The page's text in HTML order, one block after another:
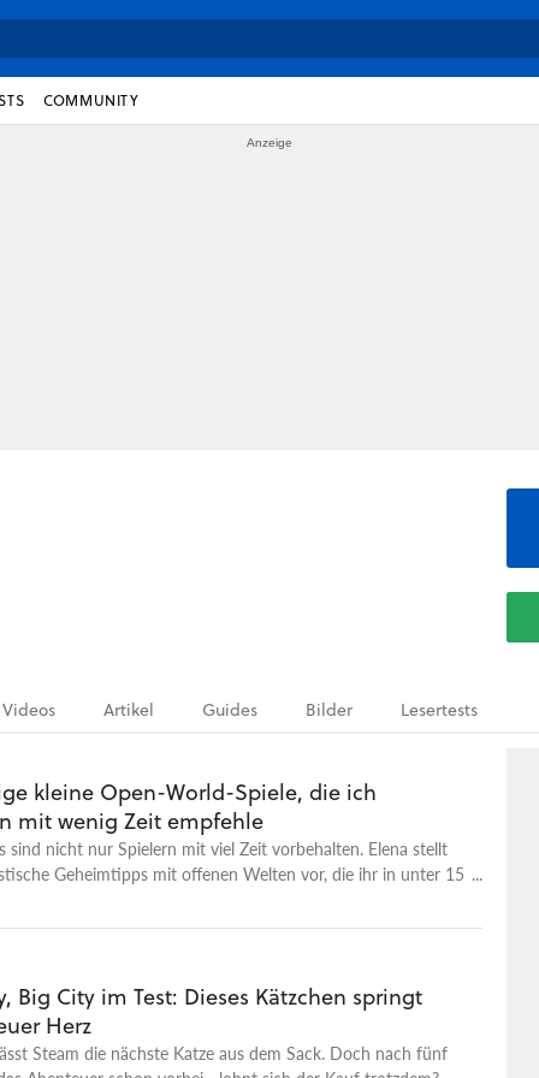
COMMUNITY
Videos Artikel Guides Bilder Lesertests
kleine Open-World-Spiele, die ich
mit wenig Zeit empfehle
sind nicht nur Spielern mit viel Zeit vorbehalten. Elena stellt
Geheimtipps mit offenen Welten vor, die ihr in unter 15
Big City im Test: Dieses Kätzchen springt
Herz
Steam die nächste Katze aus dem Sack. Doch nach fünf